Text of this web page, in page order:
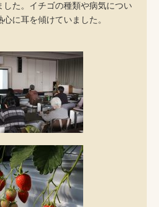
した。イチゴの種類や病気につい
に耳を傾けていました。